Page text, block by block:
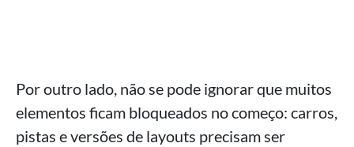
Por outro lado, não se pode ignorar que muitos
elementos ficam bloqueados no começo: carros,
pistas e versões de layouts precisam ser